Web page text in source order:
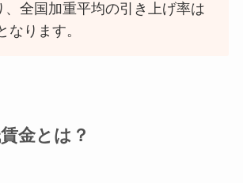
、全国加重平均の引き上げ率は
なります。
金とは？